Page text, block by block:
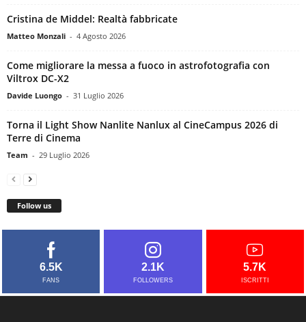
Cristina de Middel: Realtà fabbricate
Matteo Monzali - 4 Agosto 2026
Come migliorare la messa a fuoco in astrofotografia con
Viltrox DC-X2
Davide Luongo - 31 Luglio 2026
Torna il Light Show Nanlite Nanlux al CineCampus 2026 di
Terre di Cinema
Team - 29 Luglio 2026
Follow us
6.5K
FANS
2.1K
FOLLOWERS
5.7K
ISCRITTI